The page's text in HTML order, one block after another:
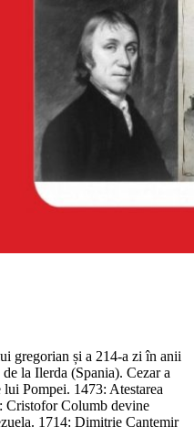
gregorian și a 214-a zi în anii
la Ilerda (Spania). Cezar a
Pompei. 1473: Atestarea
Cristofor Columb devine
1714: Dimitrie Cantemir